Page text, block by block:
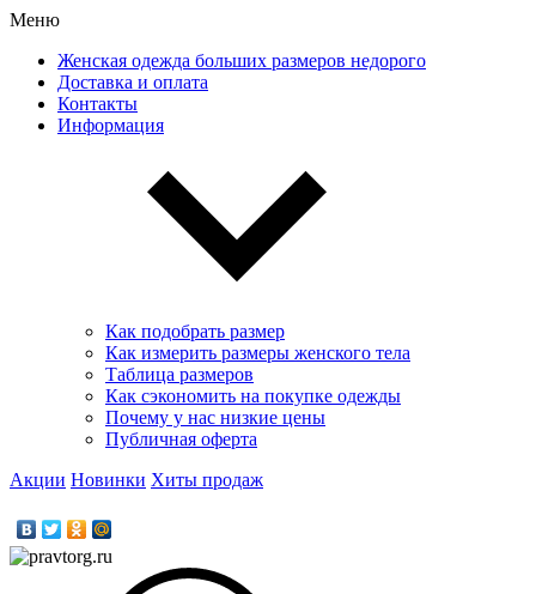
Меню
Женская одежда больших размеров недорого
Доставка и оплата
Контакты
Информация
Как подобрать размер
Как измерить размеры женского тела
Таблица размеров
Как сэкономить на покупке одежды
Почему у нас низкие цены
Публичная оферта
Акции Новинки Хиты продаж